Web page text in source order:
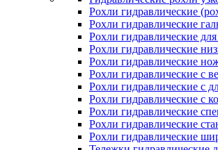
Рохли гидравлические
Рохли гидравлические
Рохли гидравлические
Рохли гидравлические
Рохли гидравлические
Рохли гидравлические с
Рохли гидравлические с
Рохли гидравлические с
Рохли гидравлические
Рохли гидравлические
Рохли гидравлические